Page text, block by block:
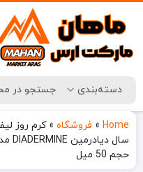
Home
» فروشگاه »
حجم 50 میل